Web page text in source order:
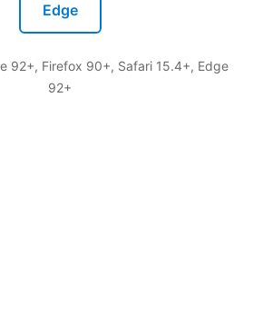
Edge
92+, Firefox 90+, Safari 15.4+, Edge
92+